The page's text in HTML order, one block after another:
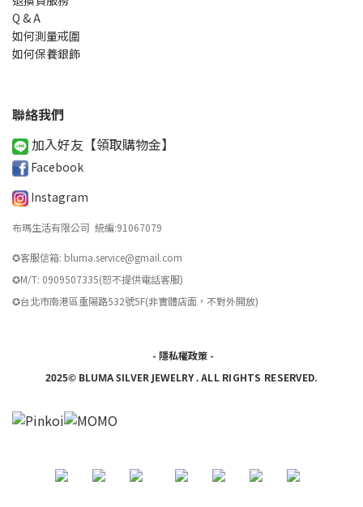
Q & A
如何測量戒圍
如何保養銀飾
聯絡我們
加入好友【領取購物金】
Facebook
Instagram
布瑪生活有限公司 統編:91067079
✪客服信箱: bluma.service@gmail.com
✪M/T: 0909507335(恕不提供電話客服)
​✪台北市南港區重陽路532號5F(非實體店面，不對外開放)
- 隱私權政策-
2025© BLUMA SILVER JEWELRY.ALL RIGHTS RESERVED.